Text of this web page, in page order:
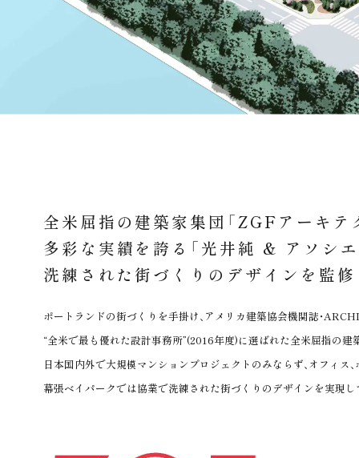
全米屈指の建築家集団 「ZGFアーキテ
多彩な実績を誇る「光井純 & アソシ
洗練された街づくりのデザインを監修
ポートランドの街づくりを手掛け、アメリカ建築協会機関誌・
“全米で最も優れた設計事務所”(2016年度)に選ばれた全米屈指の建
日本国内外で大規模マンションプロジェクトのみならず、オフィス
幕張ベイパークでは協業で洗練された街づくりのデザインを実現し